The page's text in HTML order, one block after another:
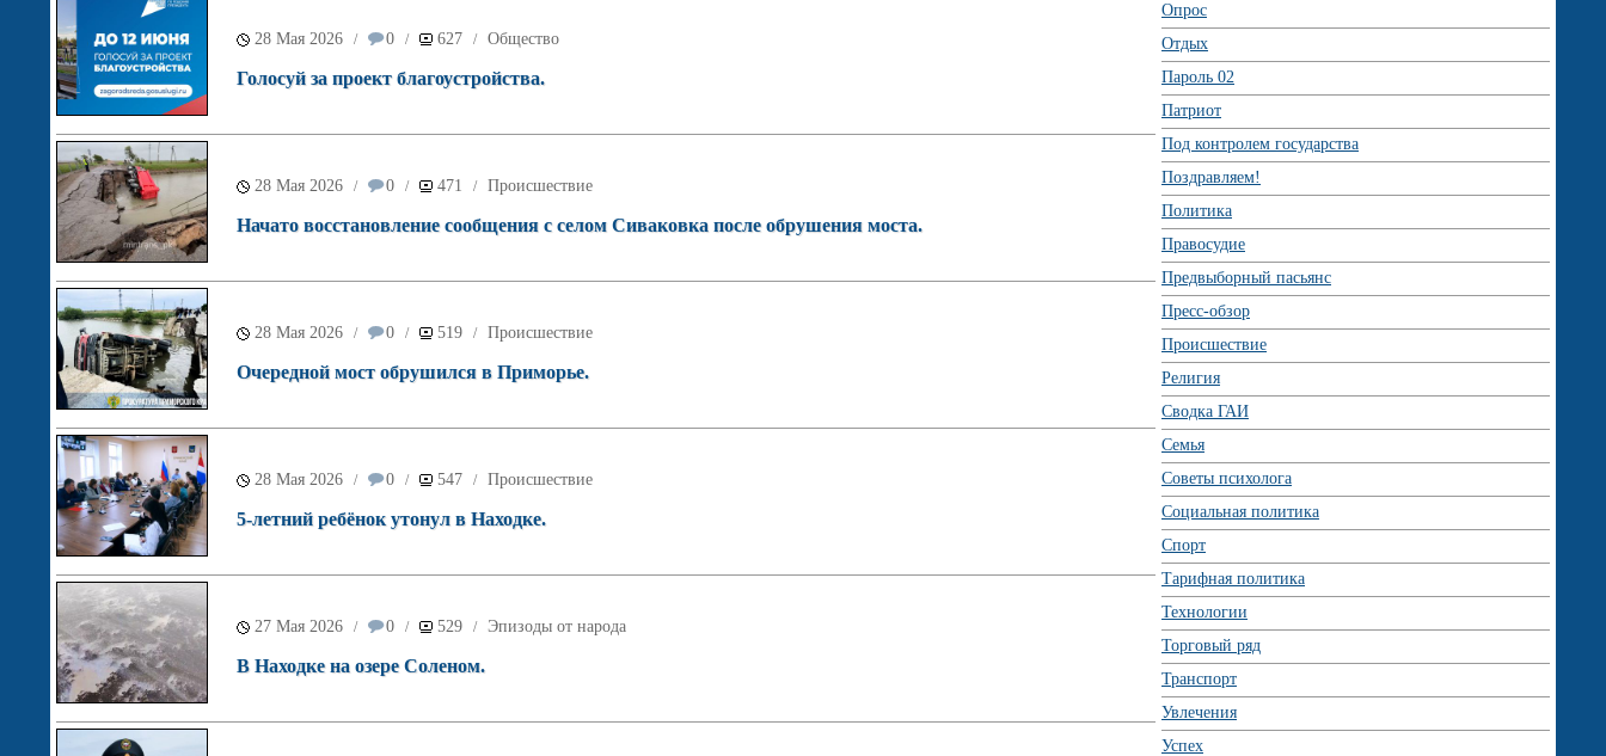
28 Мая 2026 / 0 / 627 / Общество
Голосуй за проект благоустройства.
28 Мая 2026 / 0 / 471 / Происшествие
Начато восстановление сообщения с селом Сиваковка после обрушения моста.
28 Мая 2026 / 0 / 519 / Происшествие
Очередной мост обрушился в Приморье.
28 Мая 2026 / 0 / 547 / Происшествие
5-летний ребёнок утонул в Находке.
27 Мая 2026 / 0 / 529 / Эпизоды от народа
В Находке на озере Соленом.
Опрос
Отдых
Пароль 02
Патриот
Под контролем государства
Поздравляем!
Политика
Правосудие
Предвыборный пасьянс
Пресс-обзор
Происшествие
Религия
Сводка ГАИ
Семья
Советы психолога
Социальная политика
Спорт
Тарифная политика
Технологии
Торговый ряд
Транспорт
Увлечения
Успех